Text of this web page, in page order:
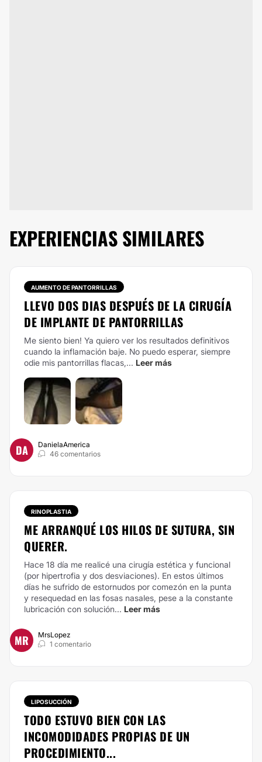
EXPERIENCIAS SIMILARES
AUMENTO DE PANTORRILLAS
LLEVO DOS DIAS DESPUÉS DE LA CIRUGÍA
DE IMPLANTE DE PANTORRILLAS
Me siento bien! Ya quiero ver los resultados definitivos
cuando la inflamación baje. No puedo esperar, siempre
odie mis pantorrillas flacas,... Leer más
DA
DanielaAmerica
46 comentarios
RINOPLASTIA
ME ARRANQUÉ LOS HILOS DE SUTURA, SIN
QUERER.
Hace 18 día me realicé una cirugía estética y funcional
(por hipertrofia y dos desviaciones). En estos últimos
días he sufrido de estornudos por comezón en la punta
y resequedad en las fosas nasales, pese a la constante
lubricación con solución... Leer más
MR
MrsLopez
1 comentario
LIPOSUCCIÓN
TODO ESTUVO BIEN CON LAS
INCOMODIDADES PROPIAS DE UN
PROCEDIMIENTO...